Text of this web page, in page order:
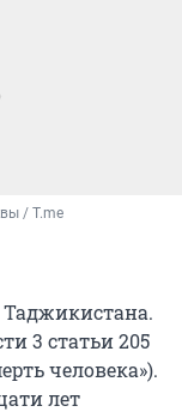
/ T.me
3 статьи 205
человека»).
лет